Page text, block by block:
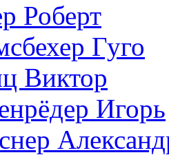
Роберт
Гуго
Виктор
Игорь